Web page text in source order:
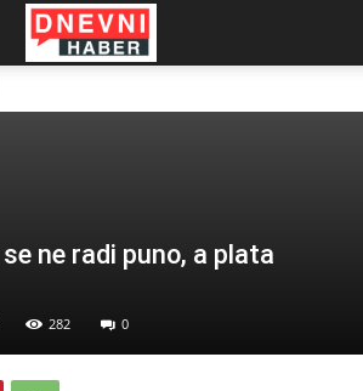
ne radi puno, a plata
282 0